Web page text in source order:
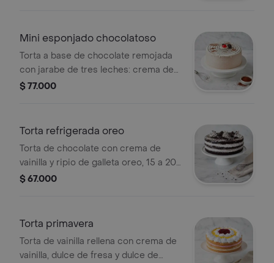
Mini esponjado chocolatoso
Torta a base de chocolate remojada
con jarabe de tres leches: crema de
leche, leche condensada, leche
$ 77.000
Torta refrigerada oreo
Torta de chocolate con crema de
vainilla y ripio de galleta oreo, 15 a 20
porciones.
$ 67.000
Torta primavera
Torta de vainilla rellena con crema de
vainilla, dulce de fresa y dulce de